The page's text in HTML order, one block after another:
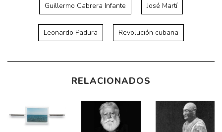
Guillermo Cabrera Infante José Martí
Leonardo Padura Revolución cubana
RELACIONADOS